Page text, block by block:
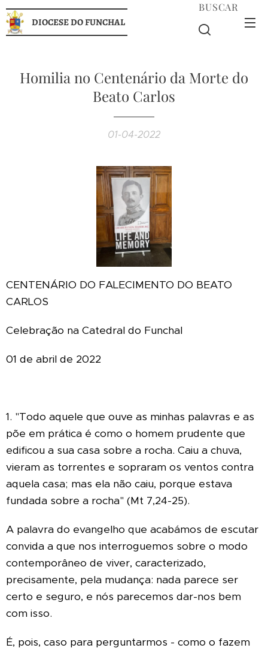
DIOCESE DO FUNCHAL
BUSCAR
Homilia no Centenário da Morte do
Beato Carlos
01-04-2022
CENTENÁRIO DO FALECIMENTO DO BEATO
CARLOS
Celebração na Catedral do Funchal
01 de abril de 2022
1. "Todo aquele que ouve as minhas palavras e as
põe em prática é como o homem prudente que
edificou a sua casa sobre a rocha. Caiu a chuva,
vieram as torrentes e sopraram os ventos contra
aquela casa; mas ela não caiu, porque estava
fundada sobre a rocha" (Mt 7,24-25).
A palavra do evangelho que acabámos de escutar
convida a que nos interroguemos sobre o modo
contemporâneo de viver, caracterizado,
precisamente, pela mudança: nada parece ser
certo e seguro, e nós parecemos dar-nos bem
com isso.
É, pois, caso para perguntarmos - como o fazem